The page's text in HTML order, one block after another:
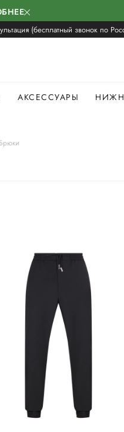
(бесплатный звонок по
АКСЕССУАРЫ
Брюки